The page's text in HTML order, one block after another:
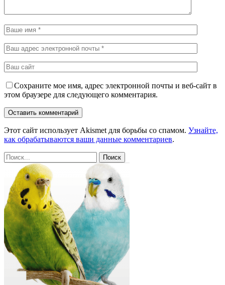
Сохраните мое имя, адрес электронной почты и веб-сайт в
этом браузере для следующего комментария.
Этот сайт использует Akismet для борьбы со спамом. Узнайте,
как обрабатываются ваши данные комментариев.